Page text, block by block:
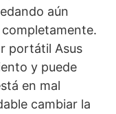
aún
portátil Asus
y puede
en mal
cambiar la